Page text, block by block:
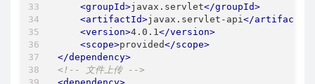
<groupId>javax.servlet</groupId>
<artifactId>javax.servlet-api </artifactId
<version>4.0.1 </version>
<scope>provided</scope>
</dependency>
<!-- 文件上传 -->